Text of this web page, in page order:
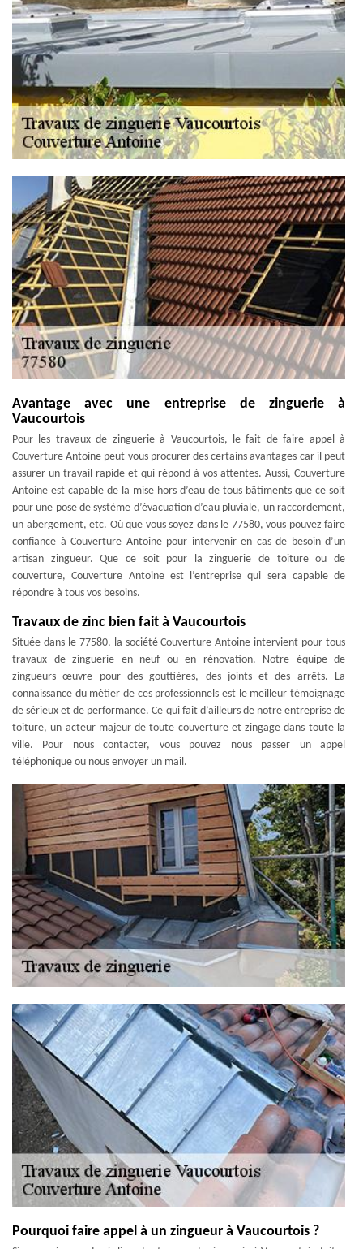
Avantage avec une entreprise de zinguerie à
Vaucourtois
Pour les travaux de zinguerie à Vaucourtois, le fait de faire appel à
Couverture Antoine peut vous procurer des certains avantages car il peut
assurer un travail rapide et qui répond à vos attentes. Aussi, Couverture
Antoine est capable de la mise hors d’eau de tous bâtiments que ce soit
pour une pose de système d’évacuation d’eau pluviale, un raccordement,
un abergement, etc. Où que vous soyez dans le 77580, vous pouvez faire
confiance à Couverture Antoine pour intervenir en cas de besoin d’un
artisan zingueur. Que ce soit pour la zinguerie de toiture ou de
couverture, Couverture Antoine est l’entreprise qui sera capable de
répondre à tous vos besoins.
Travaux de zinc bien fait à Vaucourtois
Située dans le 77580, la société Couverture Antoine intervient pour tous
travaux de zinguerie en neuf ou en rénovation. Notre équipe de
zingueurs œuvre pour des gouttières, des joints et des arrêts. La
connaissance du métier de ces professionnels est le meilleur témoignage
de sérieux et de performance. Ce qui fait d’ailleurs de notre entreprise de
toiture, un acteur majeur de toute couverture et zingage dans toute la
ville. Pour nous contacter, vous pouvez nous passer un appel
téléphonique ou nous envoyer un mail.
Pourquoi faire appel à un zingueur à Vaucourtois ?